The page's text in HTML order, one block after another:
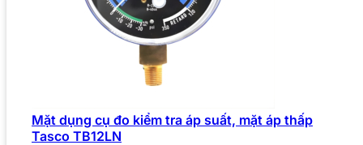
Mặt dụng cụ đo kiểm tra áp suất, mặt áp thấp
Tasco TB12LN